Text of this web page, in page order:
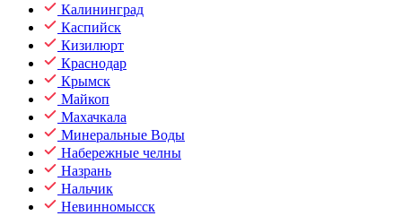
Калининград
Каспийск
Кизилюрт
Краснодар
Крымск
Майкоп
Махачкала
Минеральные Воды
Набережные челны
Назрань
Нальчик
Невинномысск